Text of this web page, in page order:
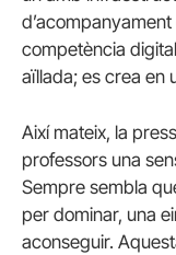
competència
aïllada; es crea en
Així mateix, la
professors una
Sempre sembla
per dominar, una
aconseguir.